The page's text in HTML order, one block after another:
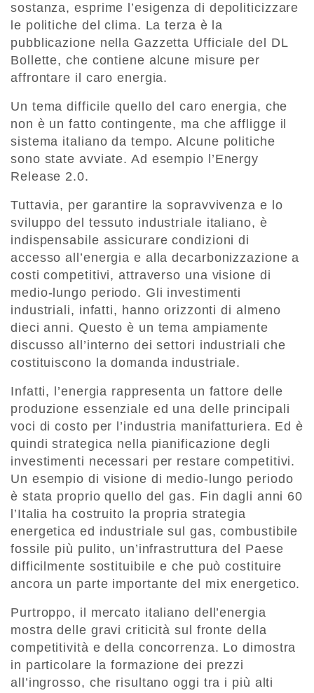
sostanza, esprime l’esigenza di depoliticizzare
le politiche del clima. La terza è la
pubblicazione nella Gazzetta Ufficiale del DL
Bollette, che contiene alcune misure per
affrontare il caro energia.
Un tema difficile quello del caro energia, che
non è un fatto contingente, ma che affligge il
sistema italiano da tempo. Alcune politiche
sono state avviate. Ad esempio l’Energy
Release 2.0.
Tuttavia, per garantire la sopravvivenza e lo
sviluppo del tessuto industriale italiano, è
indispensabile assicurare condizioni di
accesso all’energia e alla decarbonizzazione a
costi competitivi, attraverso una visione di
medio-lungo periodo. Gli investimenti
industriali, infatti, hanno orizzonti di almeno
dieci anni. Questo è un tema ampiamente
discusso all’interno dei settori industriali che
costituiscono la domanda industriale.
Infatti, l’energia rappresenta un fattore delle
produzione essenziale ed una delle principali
voci di costo per l’industria manifatturiera. Ed è
quindi strategica nella pianificazione degli
investimenti necessari per restare competitivi.
Un esempio di visione di medio-lungo periodo
è stata proprio quello del gas. Fin dagli anni 60
l’Italia ha costruito la propria strategia
energetica ed industriale sul gas, combustibile
fossile più pulito, un’infrastruttura del Paese
difficilmente sostituibile e che può costituire
ancora un parte importante del mix energetico.
Purtroppo, il mercato italiano dell’energia
mostra delle gravi criticità sul fronte della
competitività e della concorrenza. Lo dimostra
in particolare la formazione dei prezzi
all’ingrosso, che risultano oggi tra i più alti